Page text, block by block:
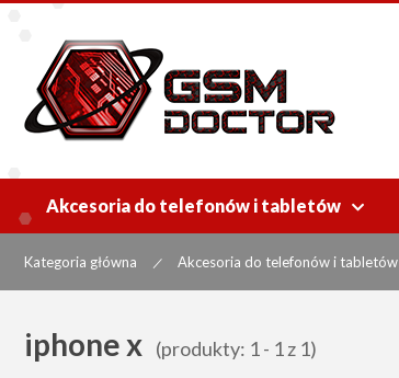
Akcesoria do telefonów i tabletów 
Kategoria główna | Akcesoria do telefonów i tabletów
iphone x (produkty: 1 - 1 z 1)